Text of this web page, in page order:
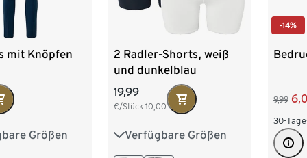
mit Knöpfen
Größen
M 40/42
2 Radler-Shorts, weiß
und dunkelblau
19,99
€/Stück10,00
Verfügbare Größen
L 44/46 XL 48/50
-14%
9,99
30-